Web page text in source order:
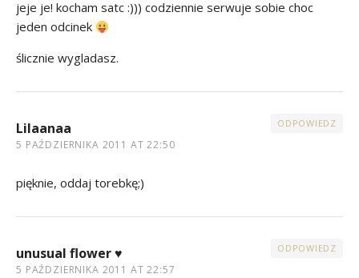
jeje je! kocham satc :))) codziennie serwuje sobie choc
jeden odcinek
ślicznie wygladasz.
Lilaanaa
5 PAŹDZIERNIKA 2011 AT 22:50
ODPOWIEDZ
pięknie, oddaj torebkę;)
unusual flower ♥
5 PAŹDZIERNIKA 2011 AT 22:57
ODPOWIEDZ